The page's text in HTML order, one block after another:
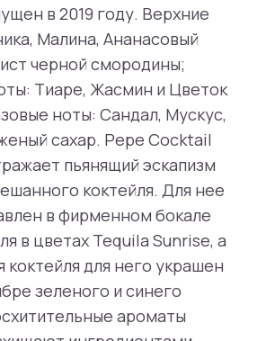
в 2019 году. Верхние
Малина, Ананасовый
черной смородины;
Тиаре, Жасмин и Цветок
ноты: Сандал, Мускус,
сахар. Pepe Cocktail
пьянящий эскапизм
коктейля. Для нее
в фирменном бокале
в цветах Tequila Sunrise, а
коктейля для него украшен
зеленого и синего
ароматы